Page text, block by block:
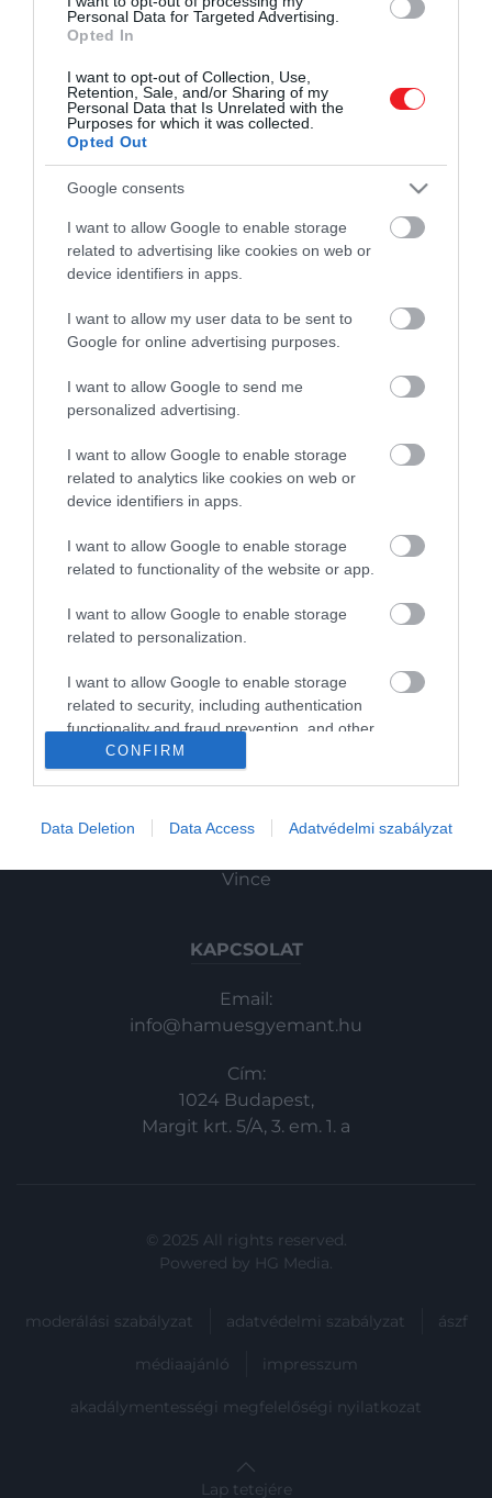
Personal Data for Targeted Advertising.
Opted In
I want to opt-out of Collection, Use,
Retention, Sale, and/or Sharing of my
Personal Data that Is Unrelated with the
Purposes for which it was collected.
Opted Out
Google consents
I want to allow Google to enable storage
related to advertising like cookies on web or
device identifiers in apps.
I want to allow my user data to be sent to
Google for online advertising purposes.
I want to allow Google to send me
personalized advertising.
I want to allow Google to enable storage
related to analytics like cookies on web or
device identifiers in apps.
I want to allow Google to enable storage
related to functionality of the website or app.
I want to allow Google to enable storage
related to personalization.
I want to allow Google to enable storage
related to security, including authentication
functionality and fraud prevention, and other
user protection.
CONFIRM
Data Deletion Data Access Adatvédelmi szabályzat
Telefon:+36 1 211 0044
Művelődj, szórakozz, kíváncsiskodj, kóstolgass
és ismerd meg a Hamu és Gyémánt világát!
Kultúra
Tudomány
Utazás
Pénz
Magazin
HG MEDIA
Magazin-előfizetés
In
Vince
KAPCSOLAT
Email:
info@hamuesgyemant.hu
Cím:
1024 Budapest,
Margit krt. 5/A, 3. em. 1. a
© 2025 All rights reserved.
Powered by HG Media.
moderálási szabályzat adatvédelmi szabályzat ászf
médiaajánló impresszum
akadálymentességi megfelelőségi nyilatkozat
Lap tetejére